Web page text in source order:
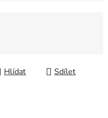
Hlídat Sdílet